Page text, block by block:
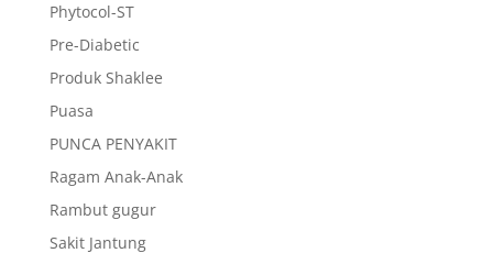
Phytocol-ST
Pre-Diabetic
Produk Shaklee
Puasa
PUNCA PENYAKIT
Ragam Anak-Anak
Rambut gugur
Sakit Jantung